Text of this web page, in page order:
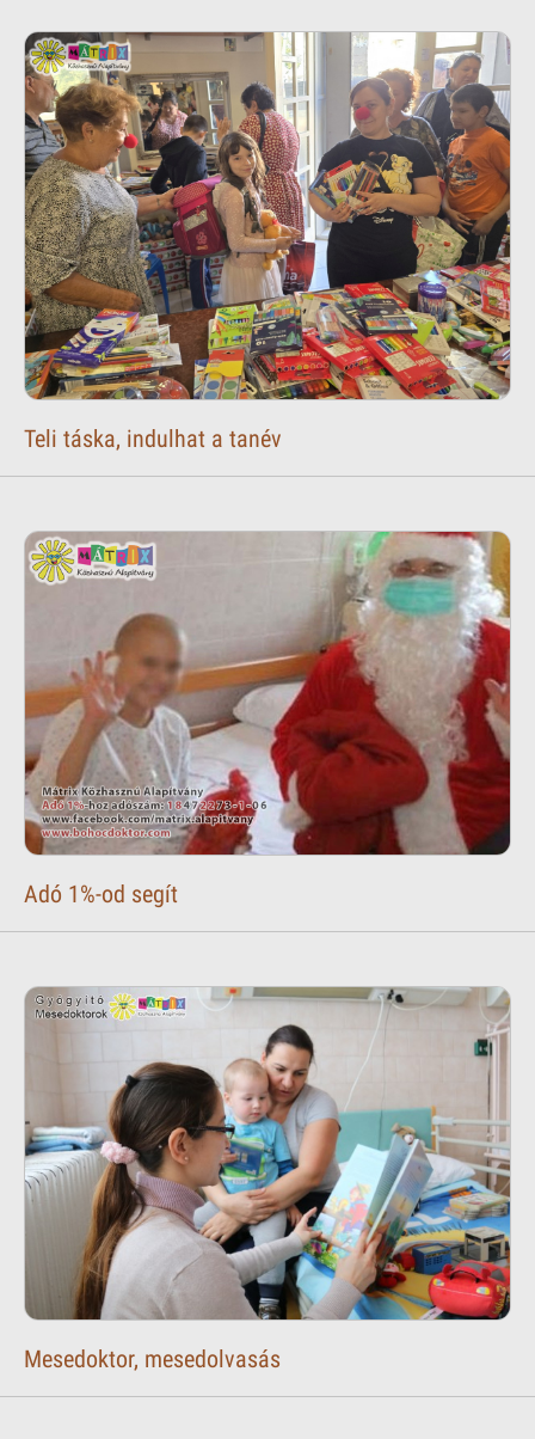
Teli táska, indulhat a tanév
Adó 1%-od segít
Mesedoktor, mesedolvasás